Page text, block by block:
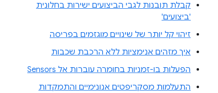
קבלת תובנות לגבי הביצועים ישירות בחלונית
'ביצועים'
זיהוי קל יותר של שינויים מוגזמים בפריסה
איך מזהים אנימציות ללא הרכבת שכבות
הפעלות בו-זמניות בחומרה עוברות אל Sensors
התעלמות מסקריפטים אנונימיים והתמקדות